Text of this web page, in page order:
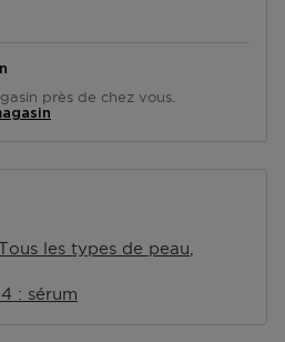
près de chez vous.
les types de peau
: sérum